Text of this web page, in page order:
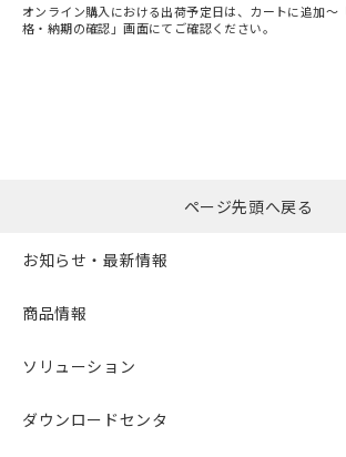
オンライン購入における出荷予定日は、カートに追加～
格・納期の確認」画面にてご確認ください。
ページ先頭へ戻る
お知らせ・最新情報
商品情報
ソリューション
ダウンロードセンタ